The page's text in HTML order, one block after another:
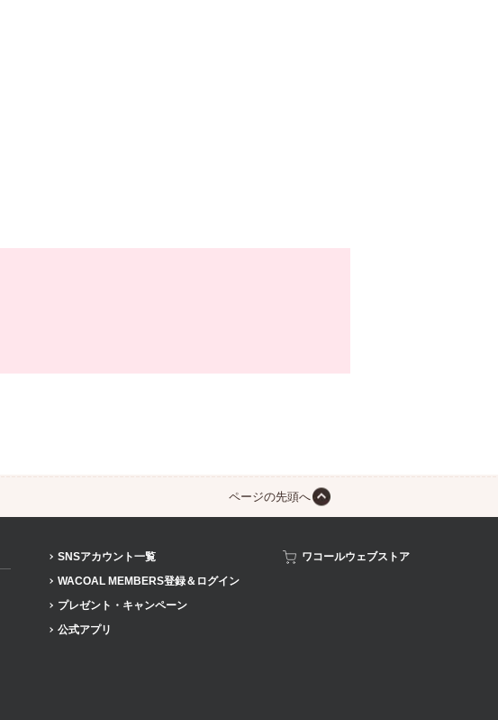
ページの先頭へ
SNSアカウント一覧
WACOAL MEMBERS登録＆ログイン
プレゼント・キャンペーン
公式アプリ
ワコールウェブストア